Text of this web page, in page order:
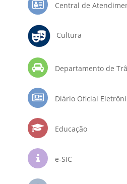
Central de
Cultura
Departamento de
Diário Oficial
Educação
e-SIC